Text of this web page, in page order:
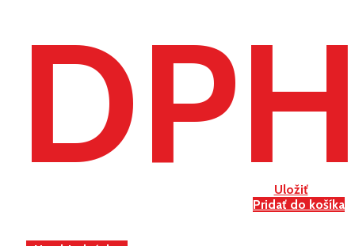
Uložiť
Pridať do košíka